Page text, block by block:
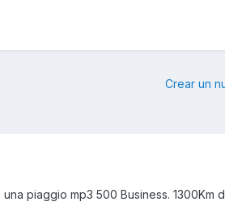
Crear un
piaggio mp3 500 Business. 1300Km